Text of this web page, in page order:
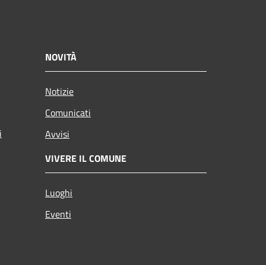
NOVITÀ
Notizie
Comunicati
Avvisi
VIVERE IL COMUNE
Luoghi
Eventi